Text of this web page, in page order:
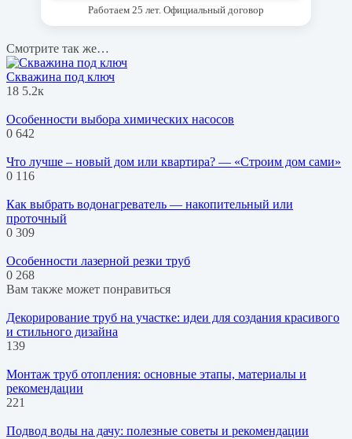
Работаем 25 лет. Официальный договор
Смотрите так же…
Скважина под ключ
18 5.2к
Особенности выбора химических насосов
0 642
Что лучше – новый дом или квартира? — «Строим дом сами»
0 116
Как выбрать водонагреватель — накопительный или
проточный
0 309
Особенности лазерной резки труб
0 268
Вам также может понравиться
Декорирование труб на участке: идеи для создания красивого
и стильного дизайна
139
Монтаж труб отопления: основные этапы, материалы и
рекомендации
221
Подвод воды на дачу: полезные советы и рекомендации